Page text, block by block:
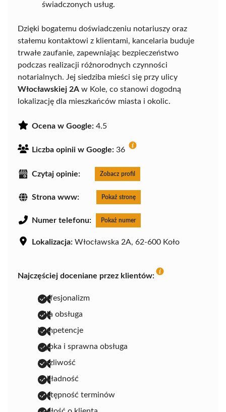
świadczonych usług.
Dzięki bogatemu doświadczeniu notariuszy oraz
stałemu kontaktowi z klientami, kancelaria buduje
trwałe zaufanie, zapewniając bezpieczeństwo
podczas realizacji różnorodnych czynności
notarialnych. Jej siedziba mieści się przy ulicy
Włocławskiej 2A w Kole, co stanowi dogodną
lokalizację dla mieszkańców miasta i okolic.
Ocena w Google: 4.5
Liczba opinii w Google: 36
Czytaj opinie: Zobacz profil
Strona www: Pokaż stronę
Numer telefonu: Pokaż numer
Lokalizacja: Włocławska 2A, 62-600 Koło
Najczęściej doceniane przez klientów:
profesjonalizm
miła obsługa
kompetencje
szybka i sprawna obsługa
życzliwość
dokładność
dostępność terminów